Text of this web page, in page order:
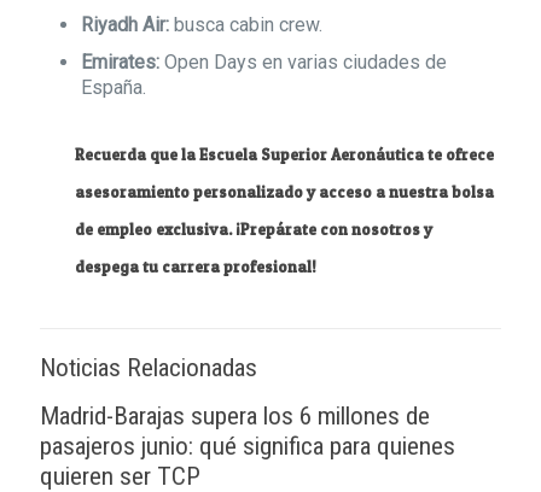
Riyadh Air:busca cabin crew.
Emirates:Open Days en varias ciudades de
España.
Recuerda que la Escuela Superior Aeronáutica te ofrece
asesoramiento personalizado y acceso a nuestra bolsa
de empleo exclusiva. ¡Prepárate con nosotros y
despega tu carrera profesional!
Noticias Relacionadas
Madrid-Barajas supera los 6 millones de
pasajeros junio: qué significa para quienes
quieren ser TCP